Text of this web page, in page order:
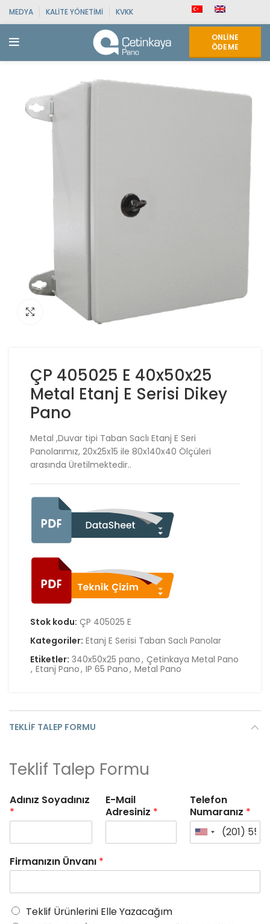
MEDYA KALITE YÖNETIMI KVKK
ONLINE
ÖDEME
Click to enlarge
ÇP 405025 E 40x50x25
Metal Etanj E Serisi Dikey
Pano
Metal ,Duvar tipi Taban Saclı Etanj E Seri
Panolarımız, 20x25x15 ile 80x140x40 Ölçüleri
arasında Üretilmektedir..
Stok kodu: ÇP 405025 E
Kategoriler: Etanj E Serisi Taban Saclı Panolar
Etiketler: 340x50x25 pano, Çetinkaya Metal Pano
, Etanj Pano, IP 65 Pano, Metal Pano
TEKLIF TALEP FORMU
Teklif Talep Formu
Adınız Soyadınız
*
E-Mail
Adresiniz *
Telefon
Numaranız *
Firmanızın Ünvanı *
Teklif Ürünlerini Elle Yazacağım